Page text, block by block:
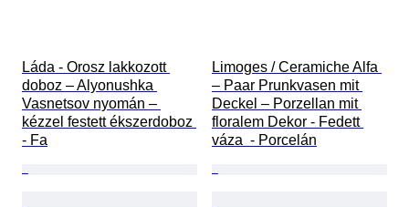
Láda - Orosz lakkozott
doboz – Alyonushka
Vasnetsov nyomán –
kézzel festett ékszerdoboz
- Fa
Limoges / Ceramiche Alfa
– Paar Prunkvasen mit
Deckel – Porzellan mit
floralem Dekor - Fedett
váza  - Porcelán